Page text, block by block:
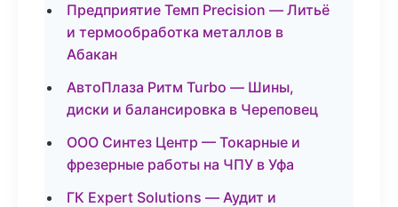
Предприятие Темп Precision — Литьё
и термообработка металлов в
Абакан
АвтоПлаза Ритм Turbo — Шины,
диски и балансировка в Череповец
ООО Синтез Центр — Токарные и
фрезерные работы на ЧПУ в Уфа
ГК Expert Solutions — Аудит и